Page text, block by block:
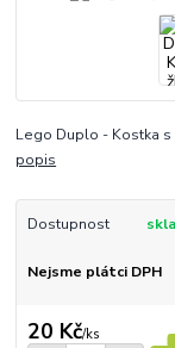
Lego Duplo - Kostka
popis
Dostupnost
Nejsme plátci DPH
20 Kč/ks